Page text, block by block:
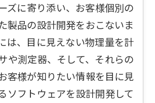
ズに寄り添い、お客様個別の
製品の設計開発をおこないま
は、目に見えない物理量を計
や測定器、そして、それらの
客様が知りたい情報を目に見
ソフトウェアを設計開発して